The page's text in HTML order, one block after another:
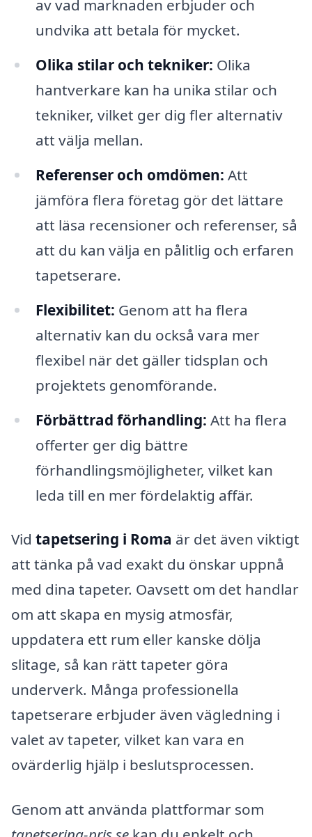
av vad marknaden erbjuder och
undvika att betala för mycket.
Olika stilar och tekniker: Olika
hantverkare kan ha unika stilar och
tekniker, vilket ger dig fler alternativ
att välja mellan.
Referenser och omdömen: Att
jämföra flera företag gör det lättare
att läsa recensioner och referenser, så
att du kan välja en pålitlig och erfaren
tapetserare.
Flexibilitet: Genom att ha flera
alternativ kan du också vara mer
flexibel när det gäller tidsplan och
projektets genomförande.
Förbättrad förhandling: Att ha flera
offerter ger dig bättre
förhandlingsmöjligheter, vilket kan
leda till en mer fördelaktig affär.
Vid tapetsering i Roma är det även viktigt
att tänka på vad exakt du önskar uppnå
med dina tapeter. Oavsett om det handlar
om att skapa en mysig atmosfär,
uppdatera ett rum eller kanske dölja
slitage, så kan rätt tapeter göra
underverk. Många professionella
tapetserare erbjuder även vägledning i
valet av tapeter, vilket kan vara en
ovärderlig hjälp i beslutsprocessen.
Genom att använda plattformar som